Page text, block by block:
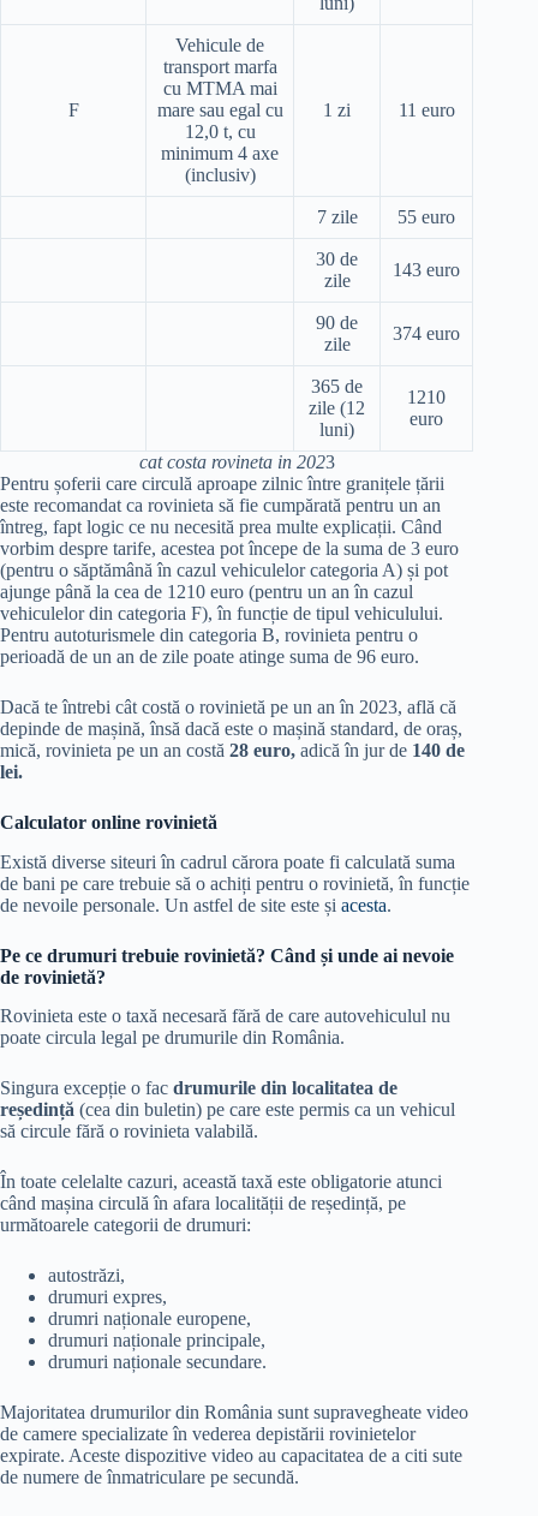
F
Vehicule de
transport marfa
cu MTMA mai
mare sau egal cu
12,0 t, cu
minimum 4 axe
(inclusiv)
1 zi 11 euro
7 zile 55 euro
30 de
zile
143 euro
90 de
zile
374 euro
365 de
zile (12
luni)
1210
euro
cat costa rovineta in 2023
Pentru șoferii care circulă aproape zilnic între granițele țării
este recomandat ca rovinieta să fie cumpărată pentru un an
întreg, fapt logic ce nu necesită prea multe explicații. Când
vorbim despre tarife, acestea pot începe de la suma de 3 euro
(pentru o săptămână în cazul vehiculelor categoria A) și pot
ajunge până la cea de 1210 euro (pentru un an în cazul
vehiculelor din categoria F), în funcție de tipul vehiculului.
Pentru autoturismele din categoria B, rovinieta pentru o
perioadă de un an de zile poate atinge suma de 96 euro.
Dacă te întrebi cât costă o rovinietă pe un an în 2023, află că
depinde de mașină, însă dacă este o mașină standard, de oraș,
mică, rovinieta pe un an costă 28 euro, adică în jur de 140 de
lei.
Calculator online rovinietă
Există diverse siteuri în cadrul cărora poate fi calculată suma
de bani pe care trebuie să o achiți pentru o rovinietă, în funcție
de nevoile personale. Un astfel de site este și acesta.
Pe ce drumuri trebuie rovinietă? Când și unde ai nevoie
de rovinietă?
Rovinieta este o taxă necesară fără de care autovehiculul nu
poate circula legal pe drumurile din România.
Singura excepție o fac drumurile din localitatea de
reședință (cea din buletin) pe care este permis ca un vehicul
să circule fără o rovinieta valabilă.
În toate celelalte cazuri, această taxă este obligatorie atunci
când mașina circulă în afara localității de reședință, pe
următoarele categorii de drumuri:
autostrăzi,
drumuri expres,
drumri naționale europene,
drumuri naționale principale,
drumuri naționale secundare.
Majoritatea drumurilor din România sunt supravegheate video
de camere specializate în vederea depistării rovinietelor
expirate. Aceste dispozitive video au capacitatea de a citi sute
de numere de înmatriculare pe secundă.